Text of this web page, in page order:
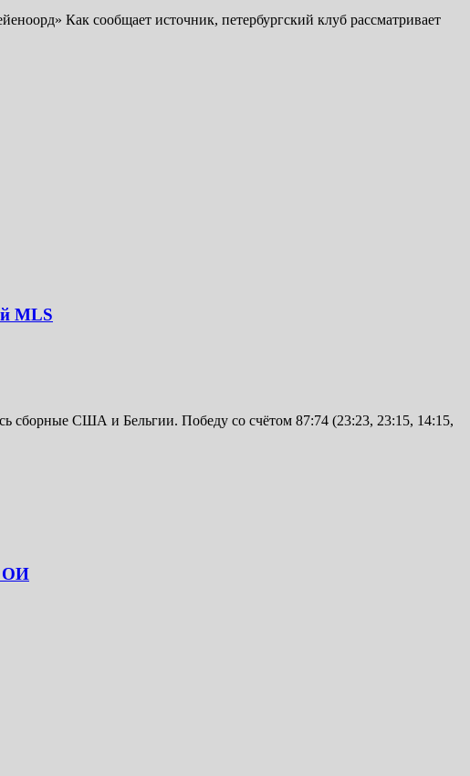
Как сообщает источник, петербургский клуб рассматривает
MLS
сборные США и Бельгии. Победу со счётом 87:74 (23:23, 23:15, 14:15,
ОИ